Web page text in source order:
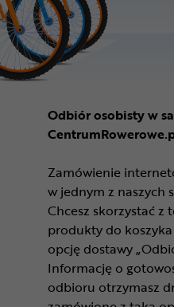
Odbiór osobisty w
Zamówienie
w jednym z naszych
Chcesz skorzystać z
produkty do
opcję dostawy
Informację o
odbioru otrzymasz